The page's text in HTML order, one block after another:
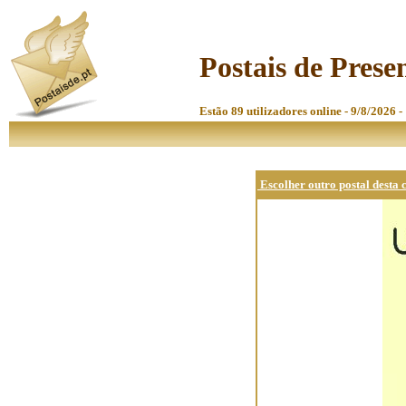
Postais de
Estão 89 utilizadores online - 9/8/2026 -
Escolher outro postal desta